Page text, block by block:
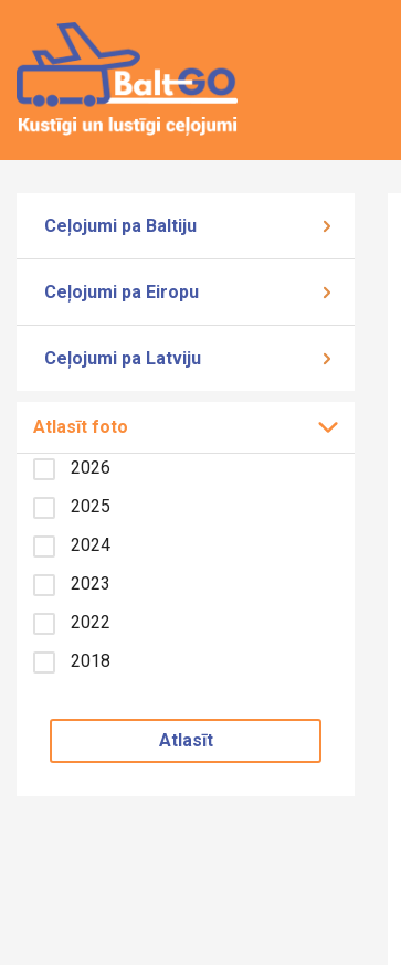
Ceļojumi pa Baltiju
Ceļojumi pa Eiropu
Ceļojumi pa Latviju
Atlasīt foto
2026
2025
2024
2023
2022
2018
Atlasīt